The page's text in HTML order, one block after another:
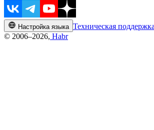
Настройка языка Техническая поддержка
© 2006–2026, Habr